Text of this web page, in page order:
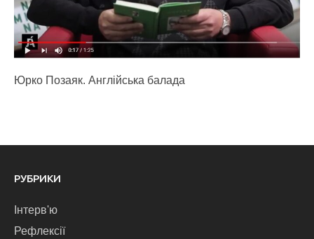
Юрко Позаяк. Англійська балада
РУБРИКИ
Інтерв'ю
Рефлексії